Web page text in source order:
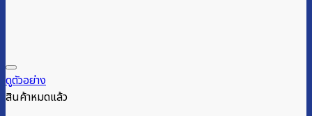
ดูตัวอย่าง
สินค้าหมดแล้ว